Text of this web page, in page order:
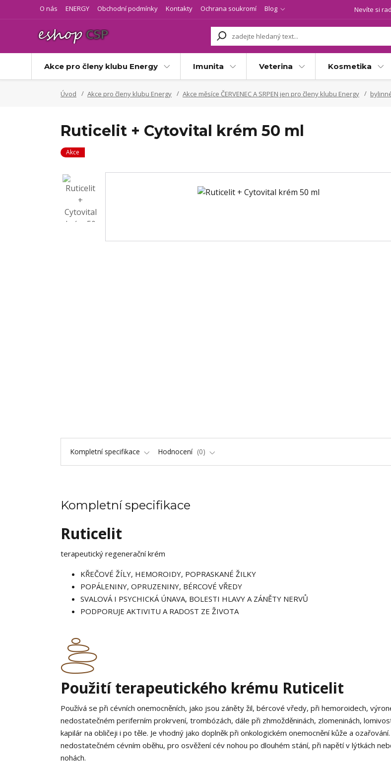
O nás ENERGY Obchodní podmínky Kontakty Ochrana soukromí Blog Nevíte si
Akce pro členy klubu Energy Imunita Veterina Kosmetika
Úvod Akce pro členy klubu Energy Akce měsíce ČERVENEC A SRPEN jen pro členy klubu Energy
Ruticelit + Cytovital krém 50 ml
Akce
Kompletní specifikace Hodnocení 0
Kompletní specifikace
Ruticelit
terapeutický regenerační krém
KŘEČOVÉ ŽÍLY, HEMOROIDY, POPRASKANÉ ŽILKY
POPÁLENINY, OPRUZENINY, BÉRCOVÉ VŘEDY
SVALOVÁ I PSYCHICKÁ ÚNAVA, BOLESTI HLAVY A ZÁNĚTY NERVŮ
PODPORUJE AKTIVITU A RADOST ZE ŽIVOTA
Použití terapeutického krému Ruticelit
Používá se při cévních onemocněních, jako jsou záněty žil, bércové vředy, při hemoroidech,
nedostatečném periferním prokrvení, trombózách, dále při zhmožděninách, zlomeninách,
kapilár na obličeji i po těle. Je vhodný jako doplněk při onkologickém onemocnění kůže a
nedostatečném cévním oběhu, pro osvěžení cév nohou po dlouhém stání, při napětí v lýtkách
nohách.